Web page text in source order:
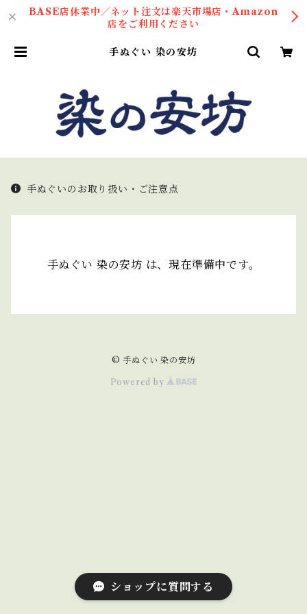
BASE店休業中／ネット注文は楽天市場店・Amazon
店をご利用ください
手ぬぐい 染の安坊
手ぬぐいのお取り扱い・ご注意点
手ぬぐい 染の安坊 は、現在準備中です。
© 手ぬぐい 染の安坊
Powered by
ショップに質問する